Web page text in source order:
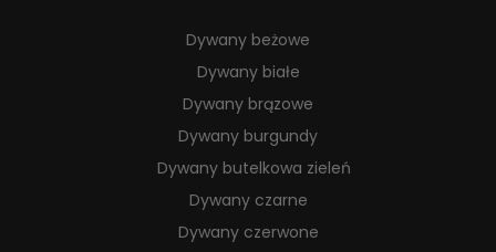
Dywany beżowe
Dywany białe
Dywany brązowe
Dywany burgundy
Dywany butelkowa zieleń
Dywany czarne
Dywany czerwone